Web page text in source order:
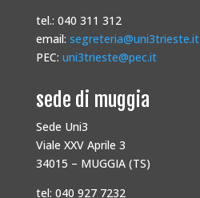
tel.: 040 311 312
email: segreteria@uni3trieste.it
PEC: uni3trieste@pec.it
sede di muggia
Sede Uni3
Viale XXV Aprile 3
34015 – MUGGIA (TS)
tel: 040 927 7232